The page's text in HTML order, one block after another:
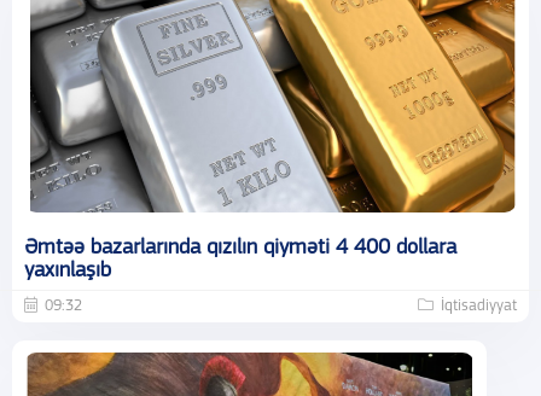
Əmtəə bazarlarında qızılın qiyməti 4 400 dollara
yaxınlaşıb
09:32 İqtisadiyyat